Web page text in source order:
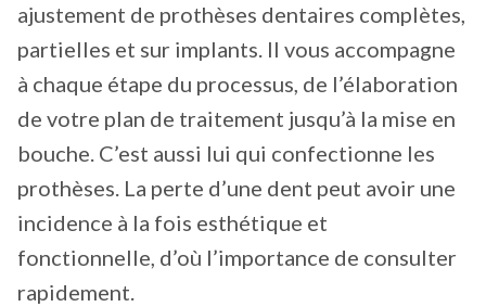
ajustement de prothèses dentaires complètes,
partielles et sur implants. Il vous accompagne
à chaque étape du processus, de l’élaboration
de votre plan de traitement jusqu’à la mise en
bouche. C’est aussi lui qui confectionne les
prothèses. La perte d’une dent peut avoir une
incidence à la fois esthétique et
fonctionnelle, d’où l’importance de consulter
rapidement.